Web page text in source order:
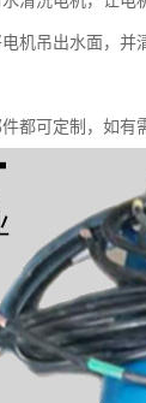
机吊出水面，
都可定制，如有